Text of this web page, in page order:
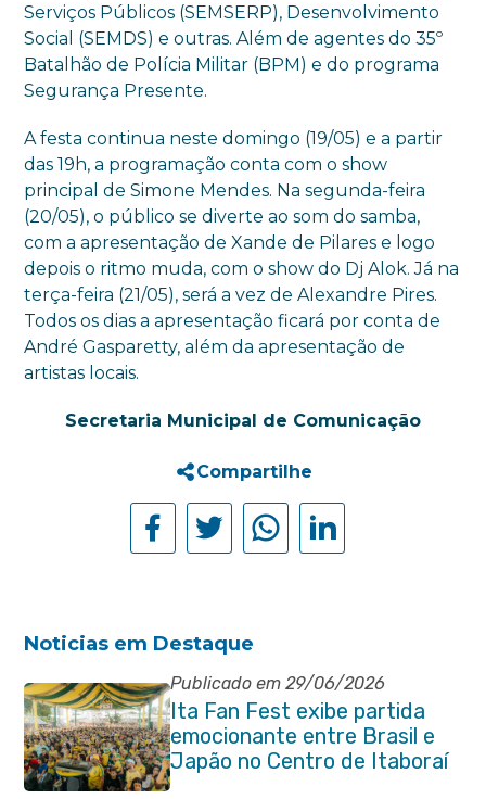
Serviços Públicos (SEMSERP), Desenvolvimento
Social (SEMDS) e outras. Além de agentes do 35º
Batalhão de Polícia Militar (BPM) e do programa
Segurança Presente.
A festa continua neste domingo (19/05) e a partir
das 19h, a programação conta com o show
principal de Simone Mendes. Na segunda-feira
(20/05), o público se diverte ao som do samba,
com a apresentação de Xande de Pilares e logo
depois o ritmo muda, com o show do Dj Alok. Já na
terça-feira (21/05), será a vez de Alexandre Pires.
Todos os dias a apresentação ficará por conta de
André Gasparetty, além da apresentação de
artistas locais.
Secretaria Municipal de Comunicação
Compartilhe
Noticias em Destaque
Publicado em 29/06/2026
Ita Fan Fest exibe partida
emocionante entre Brasil e
Japão no Centro de Itaboraí